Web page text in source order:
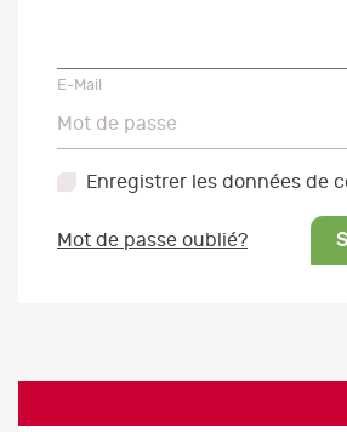
E-Mail
Mot de passe
Mot de passe
Enregistrer les données de
Mot de passe oublié?